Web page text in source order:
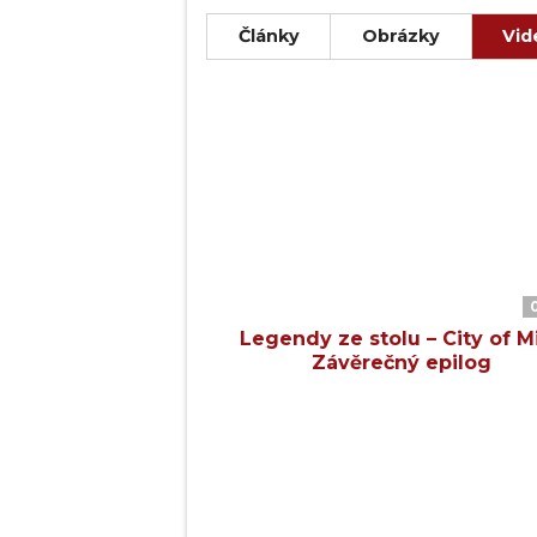
Mystický závoj Mlhy tyto
brnění jako neprůstřelná
legendách nikdy nikdo
Články Obrázky
Legendy ze stolu – City of
Závěrečný epilog